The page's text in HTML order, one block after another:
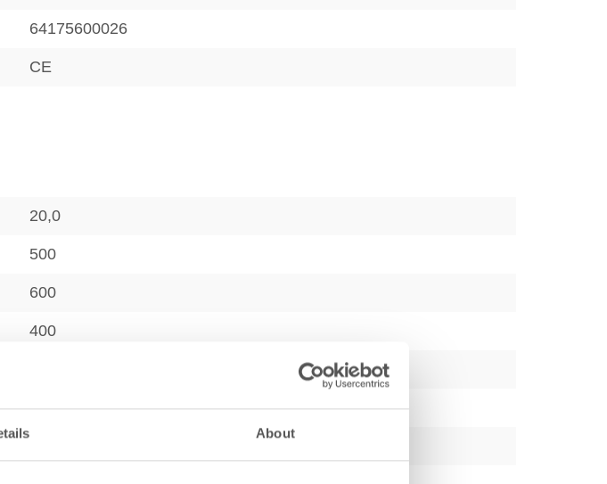
About
64175600026
CE
20,0
500
600
400
270